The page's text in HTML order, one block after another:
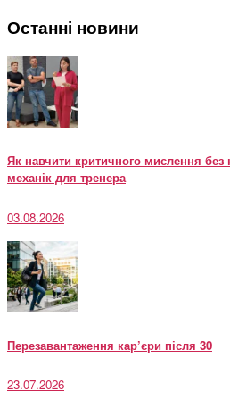
Останні новини
Як навчити критичного мислення без
механік для тренера
03.08.2026
Перезавантаження кар’єри після 30
23.07.2026